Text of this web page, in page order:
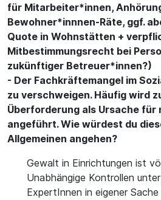
für Mitarbeiter*innen,
Bewohner*innnen-Räte, ggf.
Quote in Wohnstätten +
Mitbestimmungsrecht bei
zukünftiger Betreuer*innen?)
- Der Fachkräftemangel im
zu verschweigen. Häufig wird
Überforderung als Ursache für
angeführt. Wie würdest du
Allgemeinen angehen?
Gewalt in Einrichtungen ist
Unabhängige Kontrollen
ExpertInnen in eigener